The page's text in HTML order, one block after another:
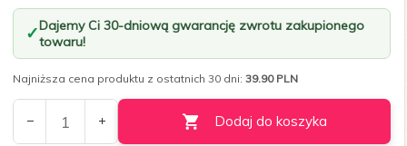
Dajemy Ci 30-dniową gwarancję zwrotu zakupionego
towaru!
Najniższa cena produktu z ostatnich 30 dni: 39.90 PLN
Dodaj do koszyka